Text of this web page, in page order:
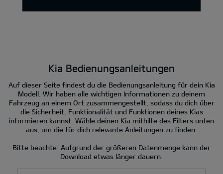
Kia Bedienungsanleitungen
Auf dieser Seite findest du die Bedienungsanleitung für dein Kia
Modell. Wir haben alle wichtigen Informationen zu deinem
Fahrzeug an einem Ort zusammengestellt, sodass du dich über
die Sicherheit, Funktionalität und Funktionen deines Kias
informieren kannst. Wähle deinen Kia mithilfe des Filters unten
aus, um die für dich relevante Anleitungen zu finden.
Bitte beachte: Aufgrund der größeren Datenmenge kann der
Download etwas länger dauern.